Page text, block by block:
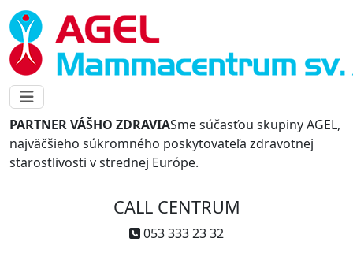
PARTNER VÁŠHO ZDRAVIASme súčasťou skupiny AGEL,
najväčšieho súkromného poskytovateľa zdravotnej
starostlivosti v strednej Európe.
CALL CENTRUM
053 333 23 32